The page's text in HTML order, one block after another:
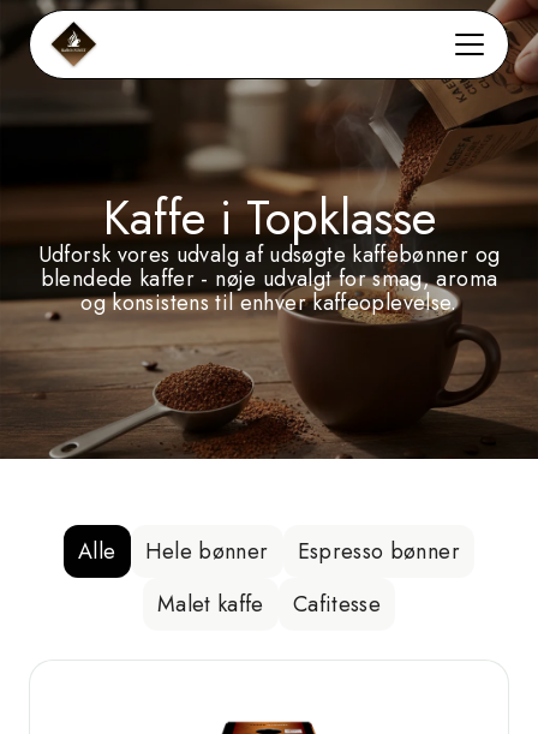
Kaffe i Topklasse
Udforsk vores udvalg af udsøgte kaffebønner og
blendede kaffer - nøje udvalgt for smag, aroma
og konsistens til enhver kaffeoplevelse.
Alle Hele bønner
Espresso bønner
Malet kaffe
Cafitesse